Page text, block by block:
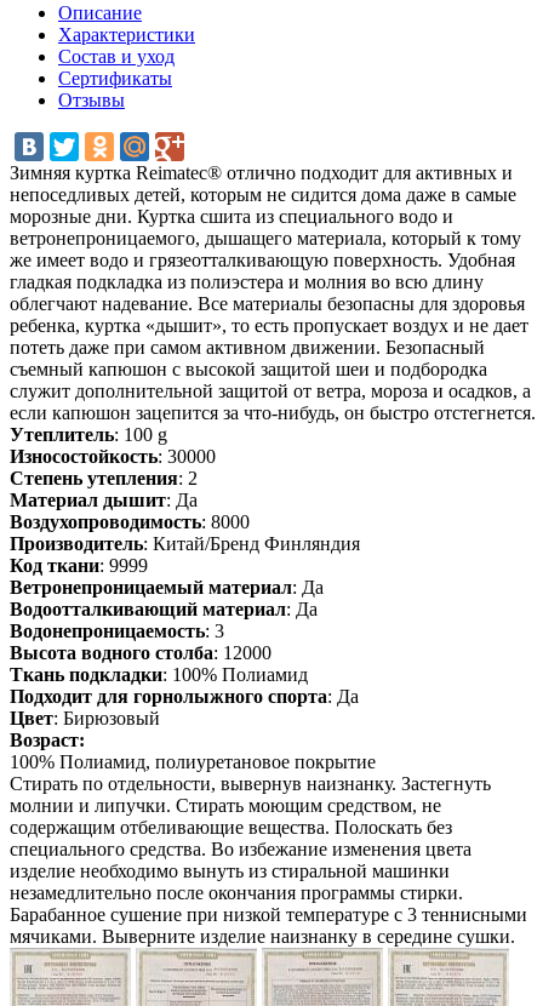
Описание
Характеристики
Состав и уход
Сертификаты
Отзывы
Зимняя куртка Reimatec® отлично подходит для активных и
непоседливых детей, которым не сидится дома даже в самые
морозные дни. Куртка сшита из специального водо и
ветронепроницаемого, дышащего материала, который к тому
же имеет водо и грязеотталкивающую поверхность. Удобная
гладкая подкладка из полиэстера и молния во всю длину
облегчают надевание. Все материалы безопасны для здоровья
ребенка, куртка «дышит», то есть пропускает воздух и не дает
потеть даже при самом активном движении. Безопасный
съемный капюшон с высокой защитой шеи и подбородка
служит дополнительной защитой от ветра, мороза и осадков, а
если капюшон зацепится за что-нибудь, он быстро отстегнется.
Утеплитель: 100 g
Износостойкость: 30000
Степень утепления: 2
Материал дышит: Да
Воздухопроводимость: 8000
Производитель: Китай/Бренд Финляндия
Код ткани: 9999
Ветронепроницаемый материал: Да
Водоотталкивающий материал: Да
Водонепроницаемость: 3
Высота водного столба: 12000
Ткань подкладки: 100% Полиамид
Подходит для горнолыжного спорта: Да
Цвет: Бирюзовый
Возраст:
100% Полиамид, полиуретановое покрытие
Стирать по отдельности, вывернув наизнанку. Застегнуть
молнии и липучки. Стирать моющим средством, не
содержащим отбеливающие вещества. Полоскать без
специального средства. Во избежание изменения цвета
изделие необходимо вынуть из стиральной машинки
незамедлительно после окончания программы стирки.
Барабанное сушение при низкой температуре с 3 теннисными
мячиками. Выверните изделие наизнанку в середине сушки.